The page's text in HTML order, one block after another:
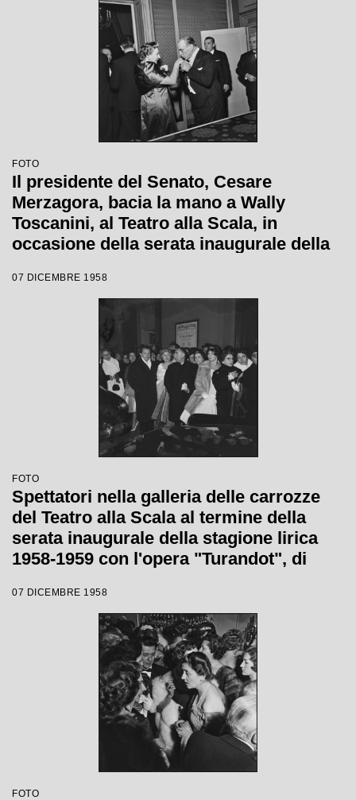
FOTO
Il presidente del Senato, Cesare
Merzagora, bacia la mano a Wally
Toscanini, al Teatro alla Scala, in
occasione della serata inaugurale della
"Turandot" di Giacomo Puccini, diretta
da Antonino Votto con la regia di
Margherita Walmann
07 DICEMBRE 1958
FOTO
Spettatori nella galleria delle carrozze
del Teatro alla Scala al termine della
serata inaugurale della stagione lirica
1958-1959 con l'opera "Turandot", di
Votto con la regia di Margherita
07 DICEMBRE 1958
FOTO